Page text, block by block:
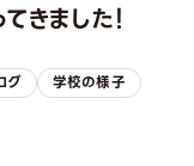
きました！
グ
学校の様子